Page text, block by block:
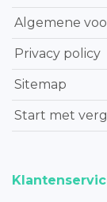
Algemene
Privacy policy
Sitemap
Start met